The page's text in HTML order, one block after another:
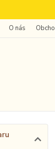
O nás